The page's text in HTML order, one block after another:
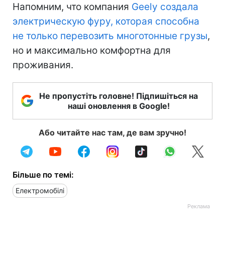
Напомним, что компания Geely создала
электрическую фуру, которая способна
не только перевозить многотонные грузы,
но и максимально комфортна для
проживания.
Не пропустіть головне! Підпишіться на
наші оновлення в Google!
Або читайте нас там, де вам зручно!
Більше по темі:
Електромобілі